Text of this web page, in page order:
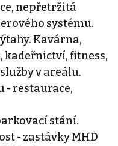
nepřetržitá
systému.
Kavárna,
kadeřnictví, fitness,
v areálu.
- restaurace,
stání.
- zastávky MHD